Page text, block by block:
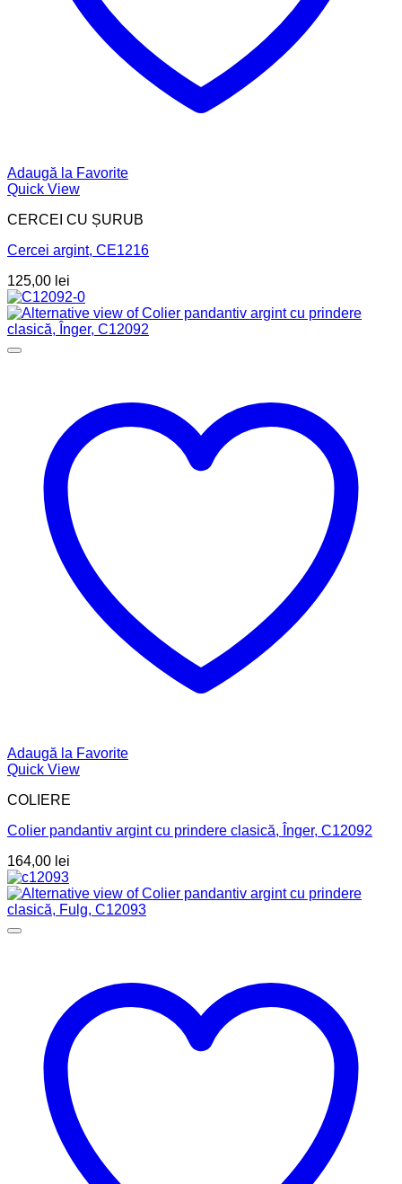
Adaugă la Favorite
Quick View
CERCEI CU ȘURUB
Cercei argint, CE1216
125,00 lei
Adaugă la Favorite
Quick View
COLIERE
Colier pandantiv argint cu prindere clasică, Înger, C12092
164,00 lei